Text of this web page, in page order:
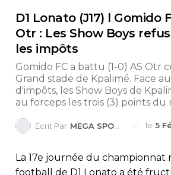
D1 Lonato (J17) l Gomido
Otr : Les Show Boys
les impôts
Gomido FC a battu (1-0) AS Otr
Grand stade de Kpalimé. Face
d'impôts, les Show Boys de
au forceps les trois (3) points du
Ecrit Par MEGA SPORTS le 5
La 17e journée du championnat
football de D1 Lonato a été